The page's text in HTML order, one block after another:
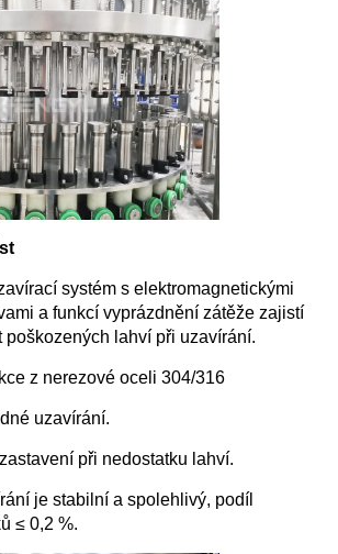
systém s elektromagnetickými
a funkcí vyprázdnění zátěže zajistí
poškozených lahví při uzavírání.
z nerezové oceli 304/316
uzavírání.
při nedostatku lahví.
je stabilní a spolehlivý, podíl
≤ 0,2 %.